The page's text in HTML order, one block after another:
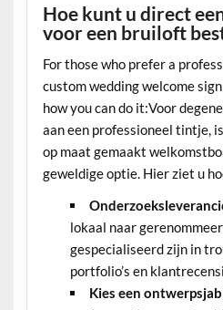
Hoe kunt u direct
voor een bruiloft
For those who prefer a
custom wedding welcome
how you can do it:Voor
aan een professioneel tintje,
op maat gemaakt
geweldige optie. Hier ziet u
lokaal naar
gespecialiseerd zijn in
portfolio’s en
Kies een